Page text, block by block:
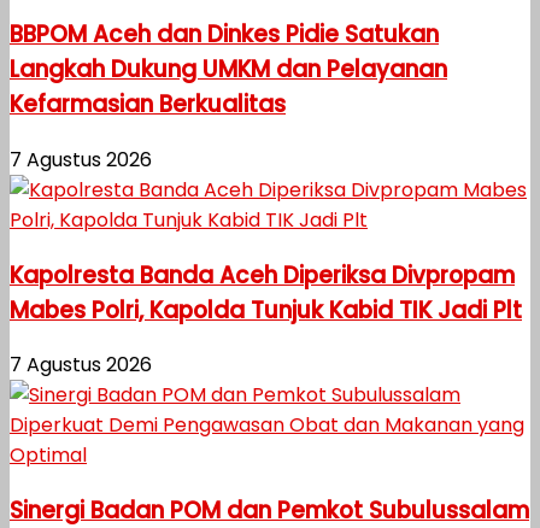
BBPOM Aceh dan Dinkes Pidie Satukan
Langkah Dukung UMKM dan Pelayanan
Kefarmasian Berkualitas
7 Agustus 2026
Kapolresta Banda Aceh Diperiksa Divpropam
Mabes Polri, Kapolda Tunjuk Kabid TIK Jadi Plt
7 Agustus 2026
Sinergi Badan POM dan Pemkot Subulussalam